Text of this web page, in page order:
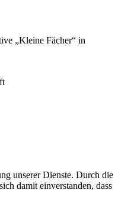
„Kleine Fächer“ in
unserer Dienste. Durch die
damit einverstanden, dass